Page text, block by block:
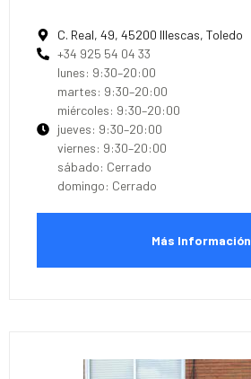
C. Real, 49, 45200 Illescas, Toledo
+34 925 54 04 33
lunes: 9:30–20:00
martes: 9:30–20:00
miércoles: 9:30–20:00
jueves: 9:30–20:00
viernes: 9:30–20:00
sábado: Cerrado
domingo: Cerrado
Más Información